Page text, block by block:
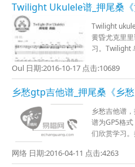
Twilight Ukulele谱_押尾桑
Twilight
黄昏尤克里
习。Twilight
Oul 日期:2016-10-17 点击:10689
乡愁gtp吉他谱_押尾桑《乡
乡愁吉他谱
谱为GP5格
们欣赏学习
网络 日期:2016-04-11 点击:4263